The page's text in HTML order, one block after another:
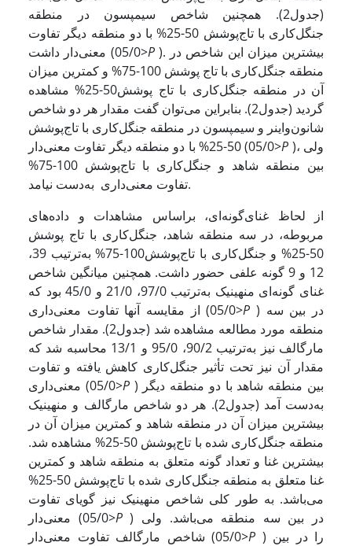
(جدول2). همچنین شاخص سیمپسون در منطقه
جنگل‌کاری با تاج‌پوشش 50-25% با دو منطقه دیگر تفاوت
معنی‌دار داشت (05/0>P). بیشترین میزان این شاخص در
منطقه جنگل‌کاری با تاج پوشش 100-75% و کمترین میزان
آن در منطقه جنگل‌کاری با تاج پوشش50-25% مشاهده
گردید (جدول2). بنابراین می‌توان گفت مقدار هر دو شاخص‌
شانون‌واینر و سیمپسون در منطقه جنگل‌کاری با تاج‌پوشش
50-25% با دو منطقه دیگر تفاوت معنی‌دار (05/0>P )، ولی
بین منطقه شاهد و جنگل‌کاری با تاج‌پوشش 100-75%
تفاوت معنی‌داری به‌دست نیامد.
از لحاظ غنای‌گونه‌ای، براساس مشاهدات و داده‌های
مربوطه، در سه منطقه شاهد، جنگل‌کاری با تاج پوشش
50-25% و جنگل‌کاری با تاج‌پوشش100-75% به‌ترتیب 39،
12 و 9 گونه علفی حضور داشت. همچنین میانگین شاخص‌
غنای گونه‌ای منهینیک به‌ترتیب 97/0، 21/0 و 45/0 بود که
از مقایسه آنها تفاوت معنی‌‌داری (05/0>P ) در بین سه
منطقه مورد مطالعه مشاهده شد (جدول2). مقدار شاخص
مارگالف نیز به‌ترتیب 90/2، 95/0 و 13/1 محاسبه شد که
مقدار آن نیز تحت تأثیر جنگل‌کاری کاهش یافته و تفاوت
معنی‌داری (05/0>P) بین منطقه شاهد با دو منطقه دیگر
به‌دست آمد (جدول2). هر دو شاخص مارگالف و منهینیک
بیشترین میزان آن در منطقه شاهد و کمترین میزان آن در
منطقه جنگل‌کاری شده با تاج‌پوشش 50-25% مشاهده شد.
بیشترین غنا و تعداد گونه متعلق به منطقه شاهد و کمترین
غنا متعلق به منطقه جنگل‌کاری شده با تاج‌پوشش 50-25%
می‌باشد. به طور کلی شاخص منهینیک نیز گویای تفاوت
معنی‌دار (05/0>P) در بین سه منطقه می‌باشد. ولی
شاخص مارگالف تفاوت معنی‌دار (05/0>P ) را در بین